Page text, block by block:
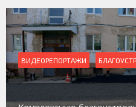
БЛАГОУСТРОЙСТВО